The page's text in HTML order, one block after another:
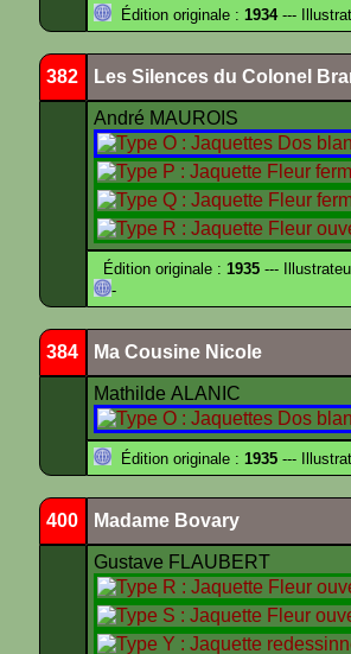
Édition originale : 1934---
382 Les Silences du Colonel
André MAUROIS
Édition originale :1935 ---
-
384 Ma Cousine Nicole
Mathilde ALANIC
Édition originale : 1935 ---
400 Madame Bovary
Gustave FLAUBERT